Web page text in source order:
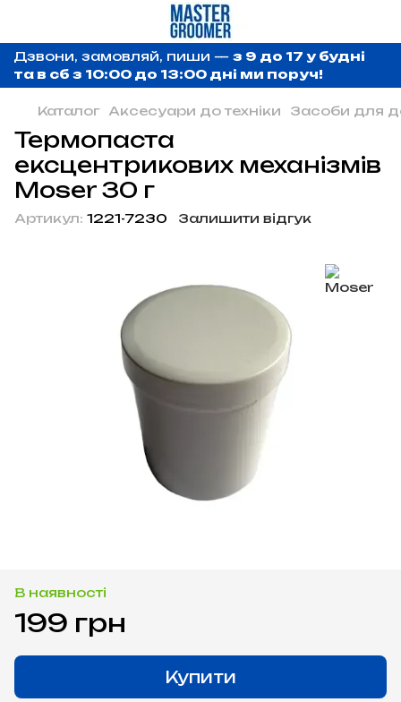
Дзвони, замовляй, пиши — з 9 до 17 у будні
та в сб з 10:00 до 13:00 дні ми поруч!
Каталог Аксесуари до техніки Засоби для
Термопаста
ексцентрикових механізмів
Moser 30 г
Артикул: 1221-7230 Залишити відгук
В наявності
199 грн
Купити